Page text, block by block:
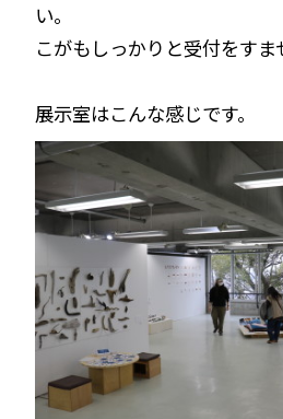
い。
こがもしっかりと受付をすま
展示室はこんな感じです。